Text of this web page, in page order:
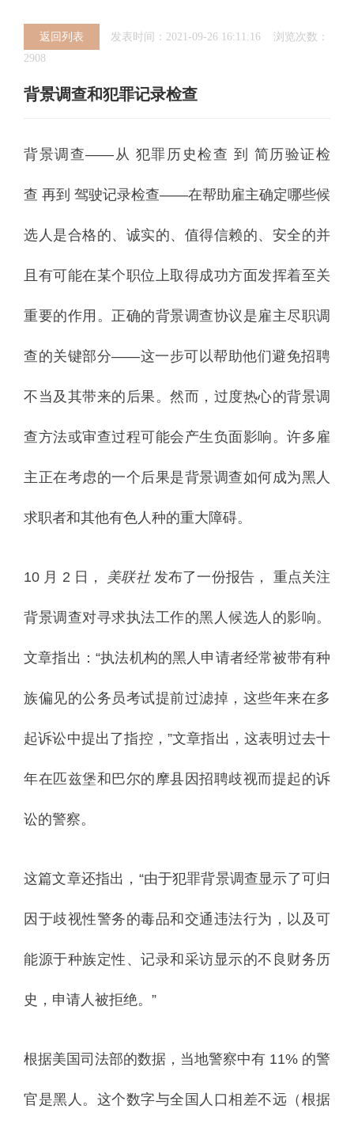
返回列表
发表时间：2021-09-26 16:11:16 浏览次数：
2908
背景调查和犯罪记录检查
背景调查——从 犯罪历史检查 到 简历验证检
查 再到 驾驶记录检查——在帮助雇主确定哪些候
选人是合格的、诚实的、值得信赖的、安全的并
且有可能在某个职位上取得成功方面发挥着至关
重要的作用。正确的背景调查协议是雇主尽职调
查的关键部分——这一步可以帮助他们避免招聘
不当及其带来的后果。然而，过度热心的背景调
查方法或审查过程可能会产生负面影响。许多雇
主正在考虑的一个后果是背景调查如何成为黑人
求职者和其他有色人种的重大障碍。
10 月 2 日， 美联社 发布了一份报告， 重点关注
背景调查对寻求执法工作的黑人候选人的影响。
文章指出：“执法机构的黑人申请者经常被带有种
族偏见的公务员考试提前过滤掉，这些年来在多
起诉讼中提出了指控，”文章指出，这表明过去十
年在匹兹堡和巴尔的摩县因招聘歧视而提起的诉
讼的警察。
这篇文章还指出，“由于犯罪背景调查显示了可归
因于歧视性警务的毒品和交通违法行为，以及可
能源于种族定性、记录和采访显示的不良财务历
史，申请人被拒绝。”
根据美国司法部的数据，当地警察中有 11% 的警
官是黑人。 这个数字与全国人口相差不远（根据